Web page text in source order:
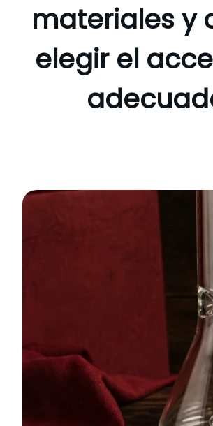
materiales y
elegir el